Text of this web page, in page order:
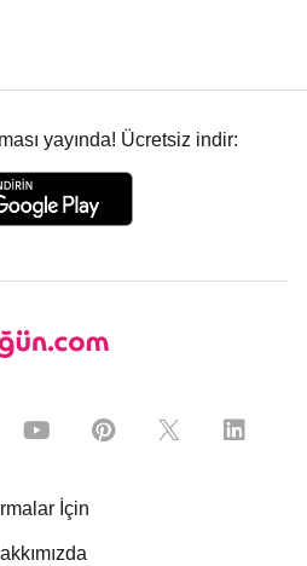
yayında! Ücretsiz indir:
İçin